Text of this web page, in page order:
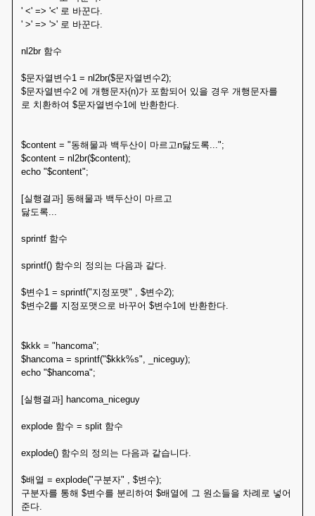
' <' => '<' 로 바꾼다.
' >' => '>' 로 바꾼다.
nl2br 함수
$문자열변수1 = nl2br($문자열변수2);
$문자열변수2 에 개행문자(n)가 포함되어 있을 경우 개행문자를
로 치환하여 $문자열변수1에 반환한다.
$content = "동해물과 백두산이 마르고n닳도록...";
$content = nl2br($content);
echo "$content";
[실행결과] 동해물과 백두산이 마르고
닳도록...
sprintf 함수
sprintf() 함수의 정의는 다음과 같다.
$변수1 = sprintf("지정포맷" , $변수2);
$변수2를 지정포맷으로 바꾸어 $변수1에 반환한다.
$kkk = "hancoma";
$hancoma = sprintf("$kkk%s", _niceguy);
echo "$hancoma";
[실행결과] hancoma_niceguy
explode 함수 = split 함수
explode() 함수의 정의는 다음과 같습니다.
$배열 = explode("구분자" , $변수);
구분자를 통해 $변수를 분리하여 $배열에 그 원소들을 차례로 넣어
준다.